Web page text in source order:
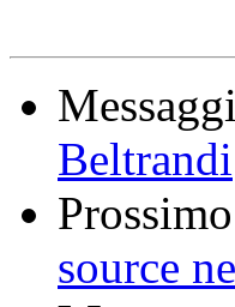
Beltrandi
source